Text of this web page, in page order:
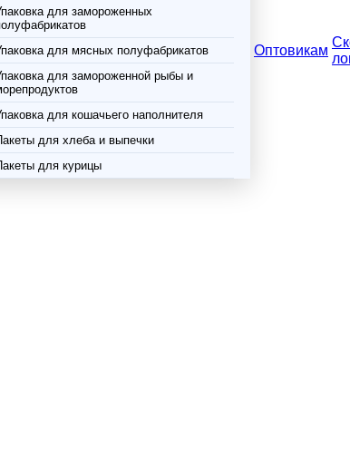
для замороженных
для мясных полуфабрикатов
для замороженной рыбы и
для кошачьего наполнителя
для хлеба и выпечки
для курицы
Оптовикам